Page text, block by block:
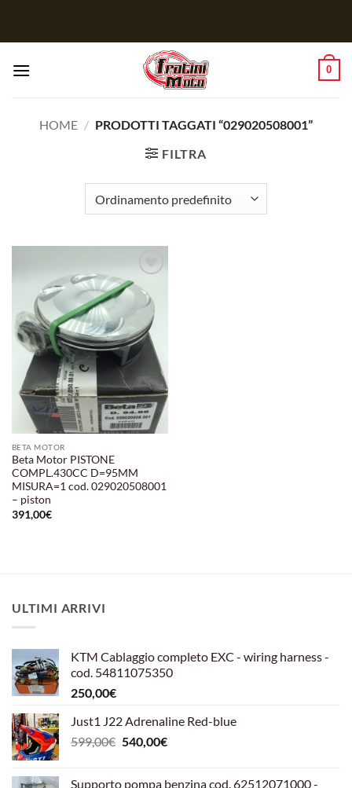
0
HOME / PRODOTTI TAGGATI “029020508001”
FILTRA
Aggiungi
alla lista
dei
desideri
BETA MOTOR
Beta Motor PISTONE
COMPL.430CC D=95MM
MISURA=1 cod. 029020508001
– piston
391,00€
ULTIMI ARRIVI
KTM Cablaggio completo EXC - wiring harness -
cod. 54811075350
250,00€
Just1 J22 Adrenaline Red-blue
599,00€ Il
540,00€Il
Supporto pompa benzina cod. 62512071000 -